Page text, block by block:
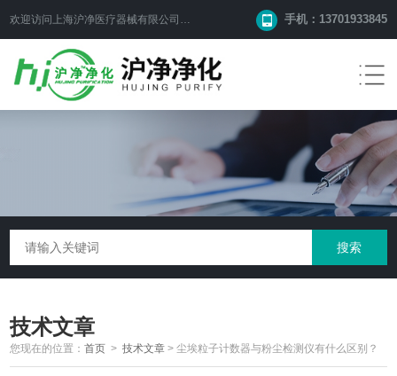
欢迎访问上海沪净医疗器械有限公司网站！ 手机：13701933845
技术文章
您现在的位置：首页 >技术文章 >尘埃粒子计数器与粉尘检测仪有什么区别？